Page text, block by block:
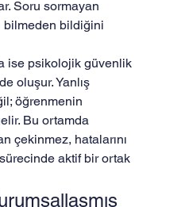
Soru sormayan
bilmeden bildiğini
ise psikolojik güvenlik
oluşur. Yanlış
öğrenmenin
Bu ortamda
çekinmez, hatalarını
aktif bir ortak